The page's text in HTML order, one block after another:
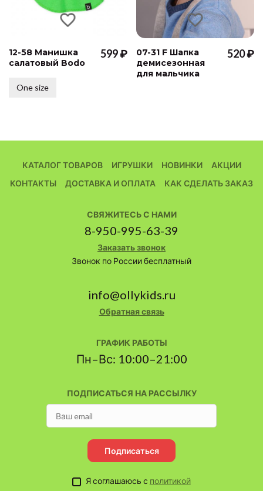
12-58 Манишка
салатовый Bodo
599 ₽
One size
07-31 F Шапка
демисезонная
для мальчика
520 ₽
КАТАЛОГ ТОВАРОВ ИГРУШКИ НОВИНКИ
АКЦИИ
КОНТАКТЫ
ДОСТАВКА И ОПЛАТА КАК СДЕЛАТЬ ЗАКАЗ
ПОДПИСАТЬСЯ НА РАССЫЛКУ
Подписаться
Я соглашаюсь с политикой
СВЯЖИТЕСЬ С НАМИ
8-950-995-63-39
Заказать звонок
Звонок по России бесплатный
info@ollykids.ru
Обратная связь
ГРАФИК РАБОТЫ
Пн–Вс: 10:00–21:00